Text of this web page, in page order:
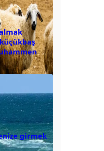
girmek